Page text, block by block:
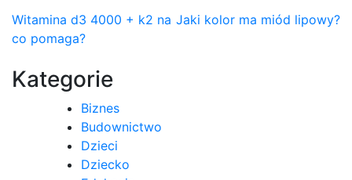
Nawigacja
wpisu
Witamina d3 4000 + k2 na
co pomaga?
Jaki kolor ma miód lipowy?
Kategorie
Biznes
Budownictwo
Dzieci
Dziecko